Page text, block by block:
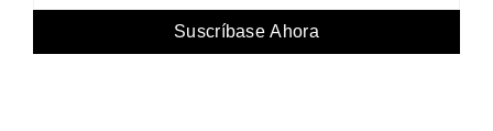
Suscríbase Ahora